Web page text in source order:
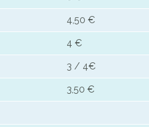
4,50 €
4 €
3 / 4€
3,50 €